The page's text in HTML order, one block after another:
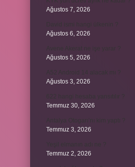
Ağustos 7, 2026
Ağustos 6, 2026
Ağustos 5, 2026
Ağustos 3, 2026
Temmuz 30, 2026
Temmuz 3, 2026
Temmuz 2, 2026